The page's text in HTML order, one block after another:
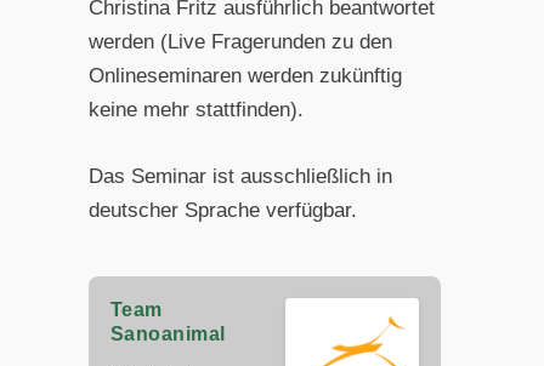
Christina Fritz ausführlich beantwortet
werden (Live Fragerunden zu den
Onlineseminaren werden zukünftig
keine mehr stattfinden).
Das Seminar ist ausschließlich in
deutscher Sprache verfügbar.
Team
Sanoanimal